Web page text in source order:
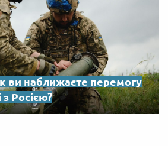
ви наближаєте перемогу
з Росією?